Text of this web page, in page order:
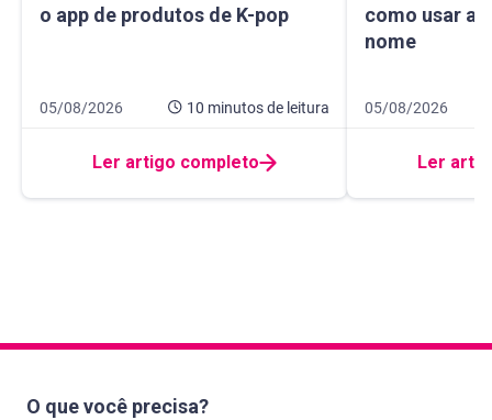
o app de produtos de K-pop
Data de publicação 5 de agosto de 2026
05/08/2026 10 minutosde leitura
10 minutos de leitura
Ler artigo completo
como usar a
nome
Data de
05/08/2026
14 minutos de
Ler
O que você precisa?